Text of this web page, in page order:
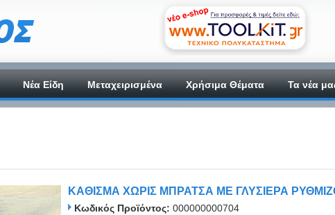
Νέα Είδη Μεταχειρισμένα Χρήσιμα Θέματα Τα νέα
ΚΑΘΙΣΜΑ ΧΩΡΙΣ ΜΠΡΑΤΣΑ ΜΕ ΓΛΥΣΙΕΡΑ
Κωδικός Προϊόντος: 000000000704